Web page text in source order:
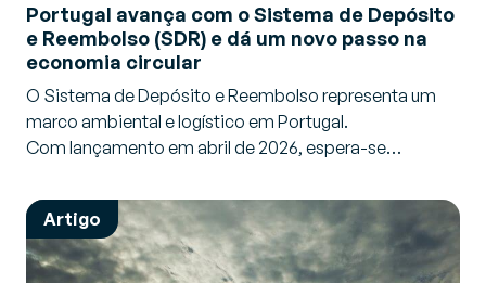
Portugal avança com o Sistema de Depósito
e Reembolso (SDR) e dá um novo passo na
economia circular
O Sistema de Depósito e Reembolso representa um
marco ambiental e logístico em Portugal.
Com lançamento em abril de 2026, espera-se…
Artigo